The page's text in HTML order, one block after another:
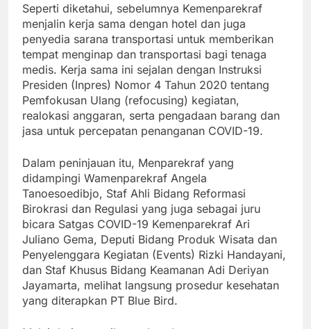
Seperti diketahui, sebelumnya Kemenparekraf
menjalin kerja sama dengan hotel dan juga
penyedia sarana transportasi untuk memberikan
tempat menginap dan transportasi bagi tenaga
medis. Kerja sama ini sejalan dengan Instruksi
Presiden (Inpres) Nomor 4 Tahun 2020 tentang
Pemfokusan Ulang (refocusing) kegiatan,
realokasi anggaran, serta pengadaan barang dan
jasa untuk percepatan penanganan COVID-19.
Dalam peninjauan itu, Menparekraf yang
didampingi Wamenparekraf Angela
Tanoesoedibjo, Staf Ahli Bidang Reformasi
Birokrasi dan Regulasi yang juga sebagai juru
bicara Satgas COVID-19 Kemenparekraf Ari
Juliano Gema, Deputi Bidang Produk Wisata dan
Penyelenggara Kegiatan (Events) Rizki Handayani,
dan Staf Khusus Bidang Keamanan Adi Deriyan
Jayamarta, melihat langsung prosedur kesehatan
yang diterapkan PT Blue Bird.